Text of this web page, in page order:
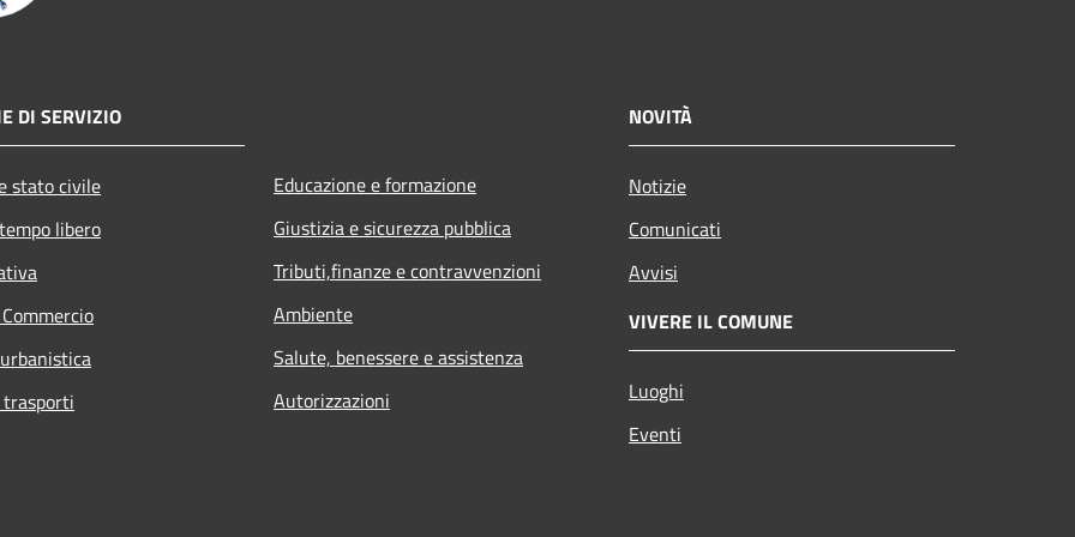
DI SERVIZIO
stato civile
libero
Educazione e formazione
Giustizia e sicurezza pubblica
Tributi,finanze e contravvenzioni
Ambiente
Salute, benessere e assistenza
Autorizzazioni
NOVITÀ
Notizie
Comunicati
Avvisi
VIVERE IL COMUNE
Luoghi
Eventi